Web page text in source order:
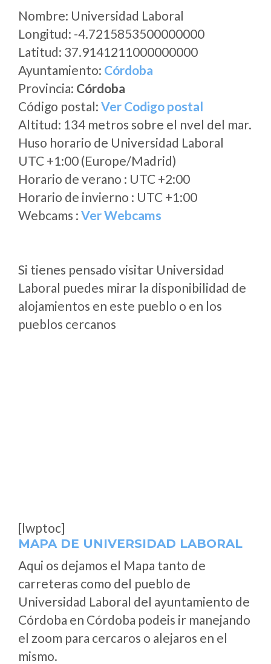
Nombre: Universidad Laboral
Longitud: -4.7215853500000000
Latitud: 37.9141211000000000
Ayuntamiento: Córdoba
Provincia: Córdoba
Código postal: Ver Codigo postal
Altitud: 134 metros sobre el nvel del mar.
Huso horario de Universidad Laboral
UTC +1:00 (Europe/Madrid)
Horario de verano : UTC +2:00
Horario de invierno : UTC +1:00
Webcams : Ver Webcams
Si tienes pensado visitar Universidad
Laboral puedes mirar la disponibilidad de
alojamientos en este pueblo o en los
pueblos cercanos
[lwptoc]
MAPA DE UNIVERSIDAD LABORAL
Aqui os dejamos el Mapa tanto de
carreteras como del pueblo de
Universidad Laboral del ayuntamiento de
Córdoba en Córdoba podeis ir manejando
el zoom para cercaros o alejaros en el
mismo.